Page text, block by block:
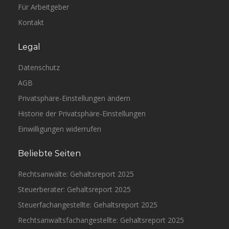
Für Arbeitgeber
Kontakt
Legal
Datenschutz
AGB
Privatsphäre-Einstellungen ändern
Historie der Privatsphäre-Einstellungen
Einwilligungen widerrufen
Beliebte Seiten
Rechtsanwälte: Gehaltsreport 2025
Steuerberater: Gehaltsreport 2025
Steuerfachangestellte: Gehaltsreport 2025
Rechtsanwaltsfachangestellte: Gehaltsreport 2025